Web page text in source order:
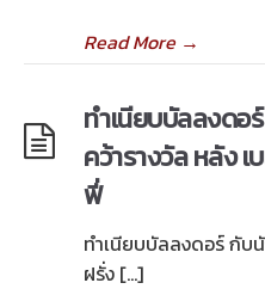
Read More→
ทำเนียบบัลลงดอ
คว้ารางวัล หลัง เ
ฟี่
ทำเนียบบัลลงดอร์ กับ
ฝรั่ง […]